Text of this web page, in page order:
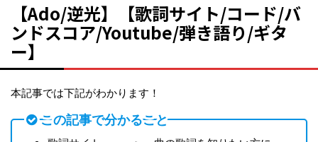
【Ado/逆光】【歌詞サイト/コード/バ
ンドスコア/Youtube/弾き語り/ギタ
ー】
本記事では下記がわかります！
この記事で分かること